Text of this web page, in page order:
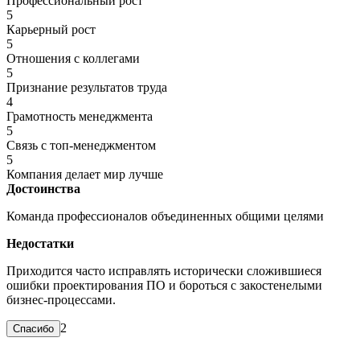
5
Карьерный рост
5
Отношения с коллегами
5
Признание результатов труда
4
Грамотность менеджмента
5
Связь с топ-менеджментом
5
Компания делает мир лучше
Достоинства
Команда профессионалов объединенных общими целями
Недостатки
Приходится часто исправлять исторически сложившиеся
ошибки проектирования ПО и бороться с закостенелыми
бизнес-процессами.
2